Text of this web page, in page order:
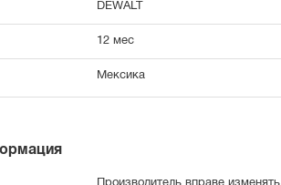
DEWALT
12 мес
Мексика